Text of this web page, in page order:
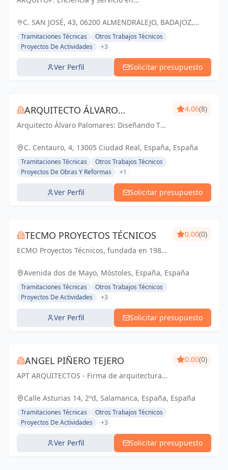
sueños en Almendralejo y Badajoz.
C. SAN JOSÉ, 43, 06200 ALMENDRALEJO, BADAJOZ,
ESPAÑA, España
Tramitaciones Técnicas
Otros Trabajos Técnicos
Proyectos De Actividades
+3
Ver Perfil Solicitar presupuesto
ARQUITECTO ÁLVARO
PALOMARES
Arquitecto Álvaro Palomares: Diseñando Tu
4.06(8)
C. Centauro, 4, 13005 Ciudad Real, España, España
Tramitaciones Técnicas
Otros Trabajos Técnicos
Proyectos De Obras Y Reformas
+1
Ver Perfil Solicitar presupuesto
TECMO PROYECTOS TÉCNICOS
ECMO Proyectos Técnicos, fundada en 1989,
experiencia en la elaboración y tramitación
de proyectos de ingeniería, tanto
industriales,...
0.00(0)
Avenida dos de Mayo, Móstoles, España, España
Tramitaciones Técnicas
Otros Trabajos Técnicos
Proyectos De Actividades
+3
Ver Perfil Solicitar presupuesto
ANGEL PIÑERO TEJERO
APT ARQUITECTOS - Firma de arquitectura
0.00(0)
Calle Asturias 14, 2ºd, Salamanca, España, España
Tramitaciones Técnicas
Otros Trabajos Técnicos
Proyectos De Actividades
+3
Ver Perfil Solicitar presupuesto